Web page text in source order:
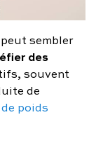
sembler
des
souvent
de
poids